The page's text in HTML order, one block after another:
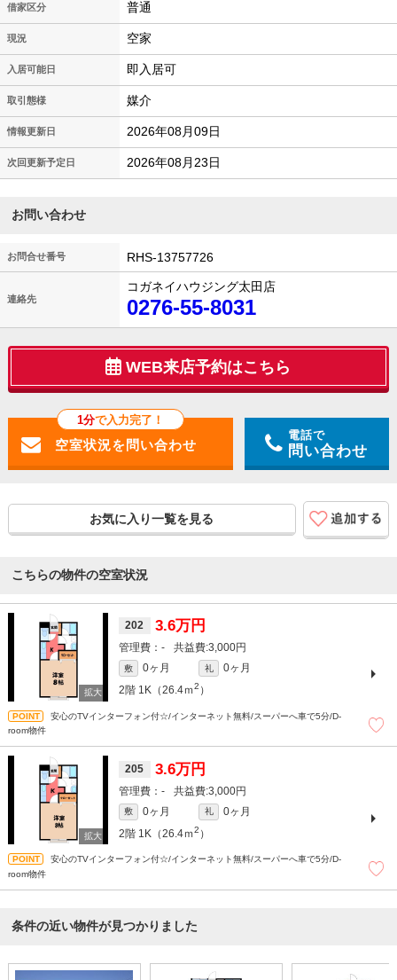
借家区分 普通
現況 空家
入居可能日 即入居可
取引態様 媒介
情報更新日 2026年08月09日
次回更新予定日 2026年08月23日
お問い合わせ
お問合せ番号 RHS-13757726
連絡先
コガネイハウジング太田店
0276-55-8031
WEB来店予約はこちら
1分で入力完了！
電話で
問い合わせ
お気に入り一覧を見る
こちらの物件の空室状況
202 3.6万円
- 3,000円
敷 0ヶ月 礼
0ヶ月
2階 1K（26.4ｍ2 ）
安心のTVインターフォン付☆/インターネット無料/スーパーへ車で5分/D-
room物件
205 3.6万円
- 3,000円
敷 0ヶ月 礼
0ヶ月
2階 1K（26.4ｍ2 ）
安心のTVインターフォン付☆/インターネット無料/スーパーへ車で5分/D-
room物件
条件の近い物件が見つかりました